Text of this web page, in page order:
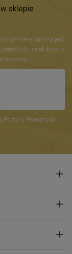
sklepie
cena zależna jest
i produktów w
Polityką Prywatności.